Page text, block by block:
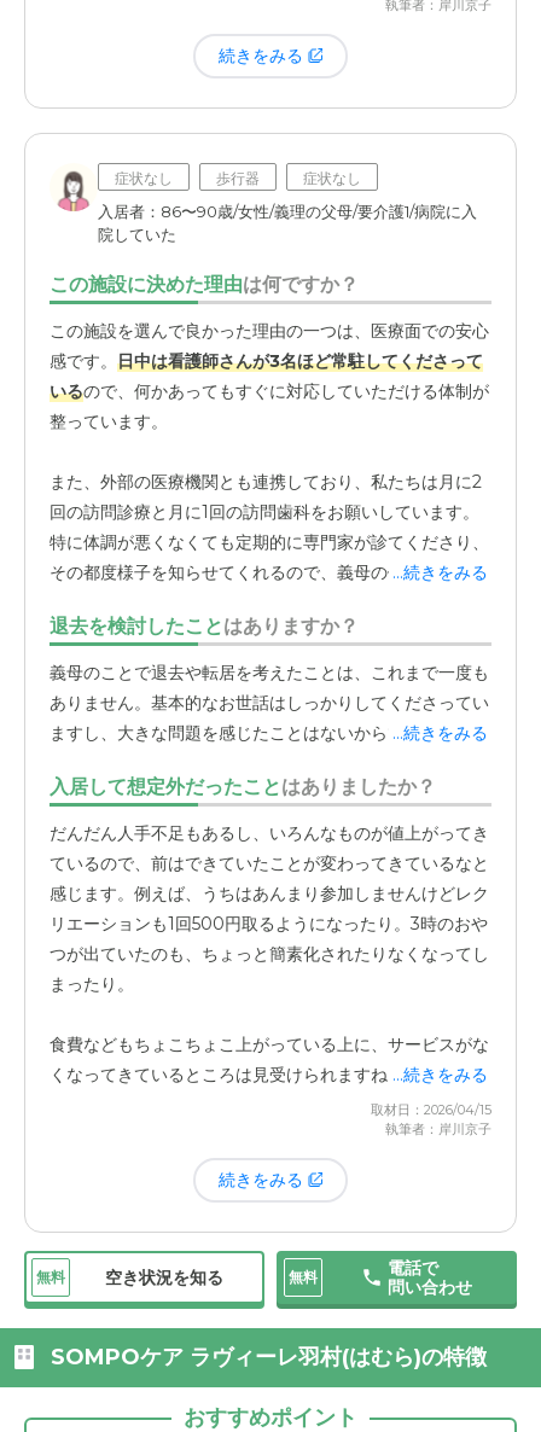
対応してくれました。そういった個別の事情を汲んで
のは本当に助かります。勝手に外出してしまう心
執筆者：岸川京子
続きをみる
症状なし 歩行器 症状なし
入居者：86〜90歳/女性/義理の父母/要介護1/病院に入
院していた
この施設に決めた理由は何ですか？
この施設を選んで良かった理由の一つは、医療面での安心
感です。 日中は看護師さんが3名ほど常駐してくださって
いるので、何かあってもすぐに対応していただける体制が
整っています。
また、外部の医療機関とも連携しており、私たちは月に2
回の訪問診療と月に1回の訪問歯科をお願いしています。
特に体調が悪くなくても定期的に専門家が診てくださり、
その都度様子を知らせてくれるので、義母の健康状態を把
私たち家族が行った際も、スタッフの方の対応がまるで
「お客様扱い」のようにすごく丁寧です。長年入居してい
ても「何々様」という感じで、 ホテルに入っているような
距離感
があるなと感じますね。
すごく丁寧なんだけれど、アットホームというよりは「親
しくなりすぎない」ような。そういう感じが見受けられま
す。これはもう合う合わないがあって、実際に入ってみな
いとわからない部分ではありますが、きちんとした対応を
求めている方には安心できる点だと思います。コロナ禍で
は、どこの施設も面会が難しかったと思います。こちらの
施設でももちろん制限はありましたが、社会の状況に合わ
せて段階的にルールを緩和してくださいました。
最初は予約制でアクリル板越しの面会から始まり、次に時
間を区切ってお部屋での面会が可能になり、そして今では
予約も時間制限もなく、自由に行き来できるようになって
施設の周りは自然があるところなので、家族が一緒であれ
ば、気分転換に外の空気を吸いに行くこともできます。先
日も、近くまでお花見に行きました。やっぱり近くの施設
を選んだので、こうして様子を見に行けるのは良かったな
と思っています。
...続きをみる
退去を検討したことはありますか？
義母のことで退去や転居を考えたことは、これまで一度も
ありません。基本的なお世話はしっかりしてくださってい
ますし、大きな問題を感じたことはないからです。...続きをみる
入居して想定外だったことはありましたか？
だんだん人手不足もあるし、いろんなものが値上がってき
ているので、前はできていたことが変わってきているなと
感じます。例えば、うちはあんまり参加しませんけどレク
リエーションも1回500円取るようになったり。3時のおや
つが出ていたのも、ちょっと簡素化されたりなくなってし
まったり。
食費などもちょこちょこ上がっている上に、サービスがな
くなってきているところは見受けられますね。将来、自分
が実際に入った時も、最初のつもりと違って時代の流れで
そうなっていく可能性はあるんだろうな、と自分事として
...続きをみる
取材日：2026/04/15
執筆者：岸川京子
続きをみる
無料 空き状況を知る 無料
電話で
問い合わせ
SOMPOケア ラヴィーレ羽村(はむら)の特徴
おすすめポイント